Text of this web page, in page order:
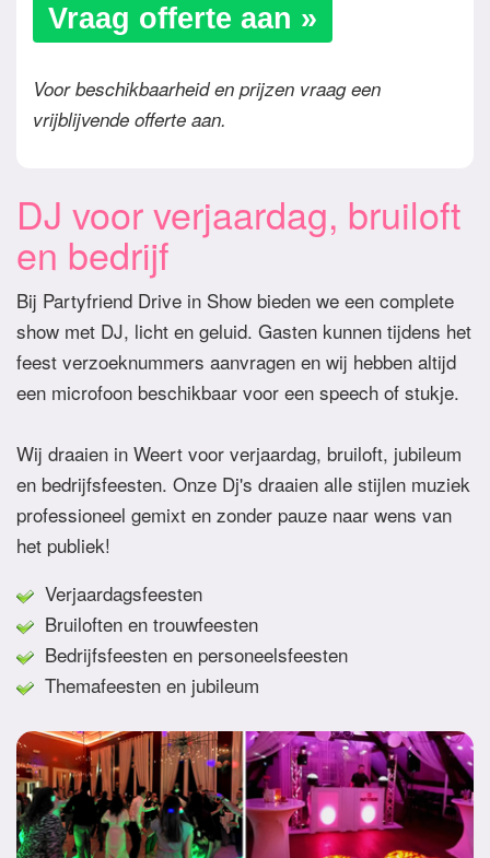
Vraag offerte aan »
Voor beschikbaarheid en prijzen vraag een
vrijblijvende offerte aan.
DJ voor verjaardag, bruiloft
en bedrijf
Bij Partyfriend Drive in Show bieden we een complete
show met DJ, licht en geluid. Gasten kunnen tijdens het
feest verzoeknummers aanvragen en wij hebben altijd
een microfoon beschikbaar voor een speech of stukje.
Wij draaien in Weert voor verjaardag, bruiloft, jubileum
en bedrijfsfeesten. Onze Dj's draaien alle stijlen muziek
professioneel gemixt en zonder pauze naar wens van
het publiek!
Verjaardagsfeesten
Bruiloften en trouwfeesten
Bedrijfsfeesten en personeelsfeesten
Themafeesten en jubileum